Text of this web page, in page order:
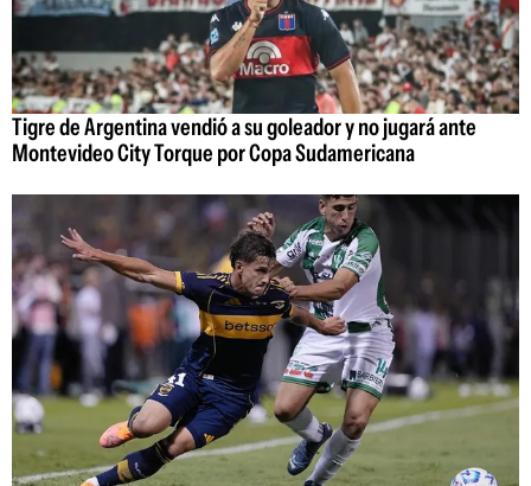
Tigre de Argentina vendió a su goleador y no jugará ante
Montevideo City Torque por Copa Sudamericana